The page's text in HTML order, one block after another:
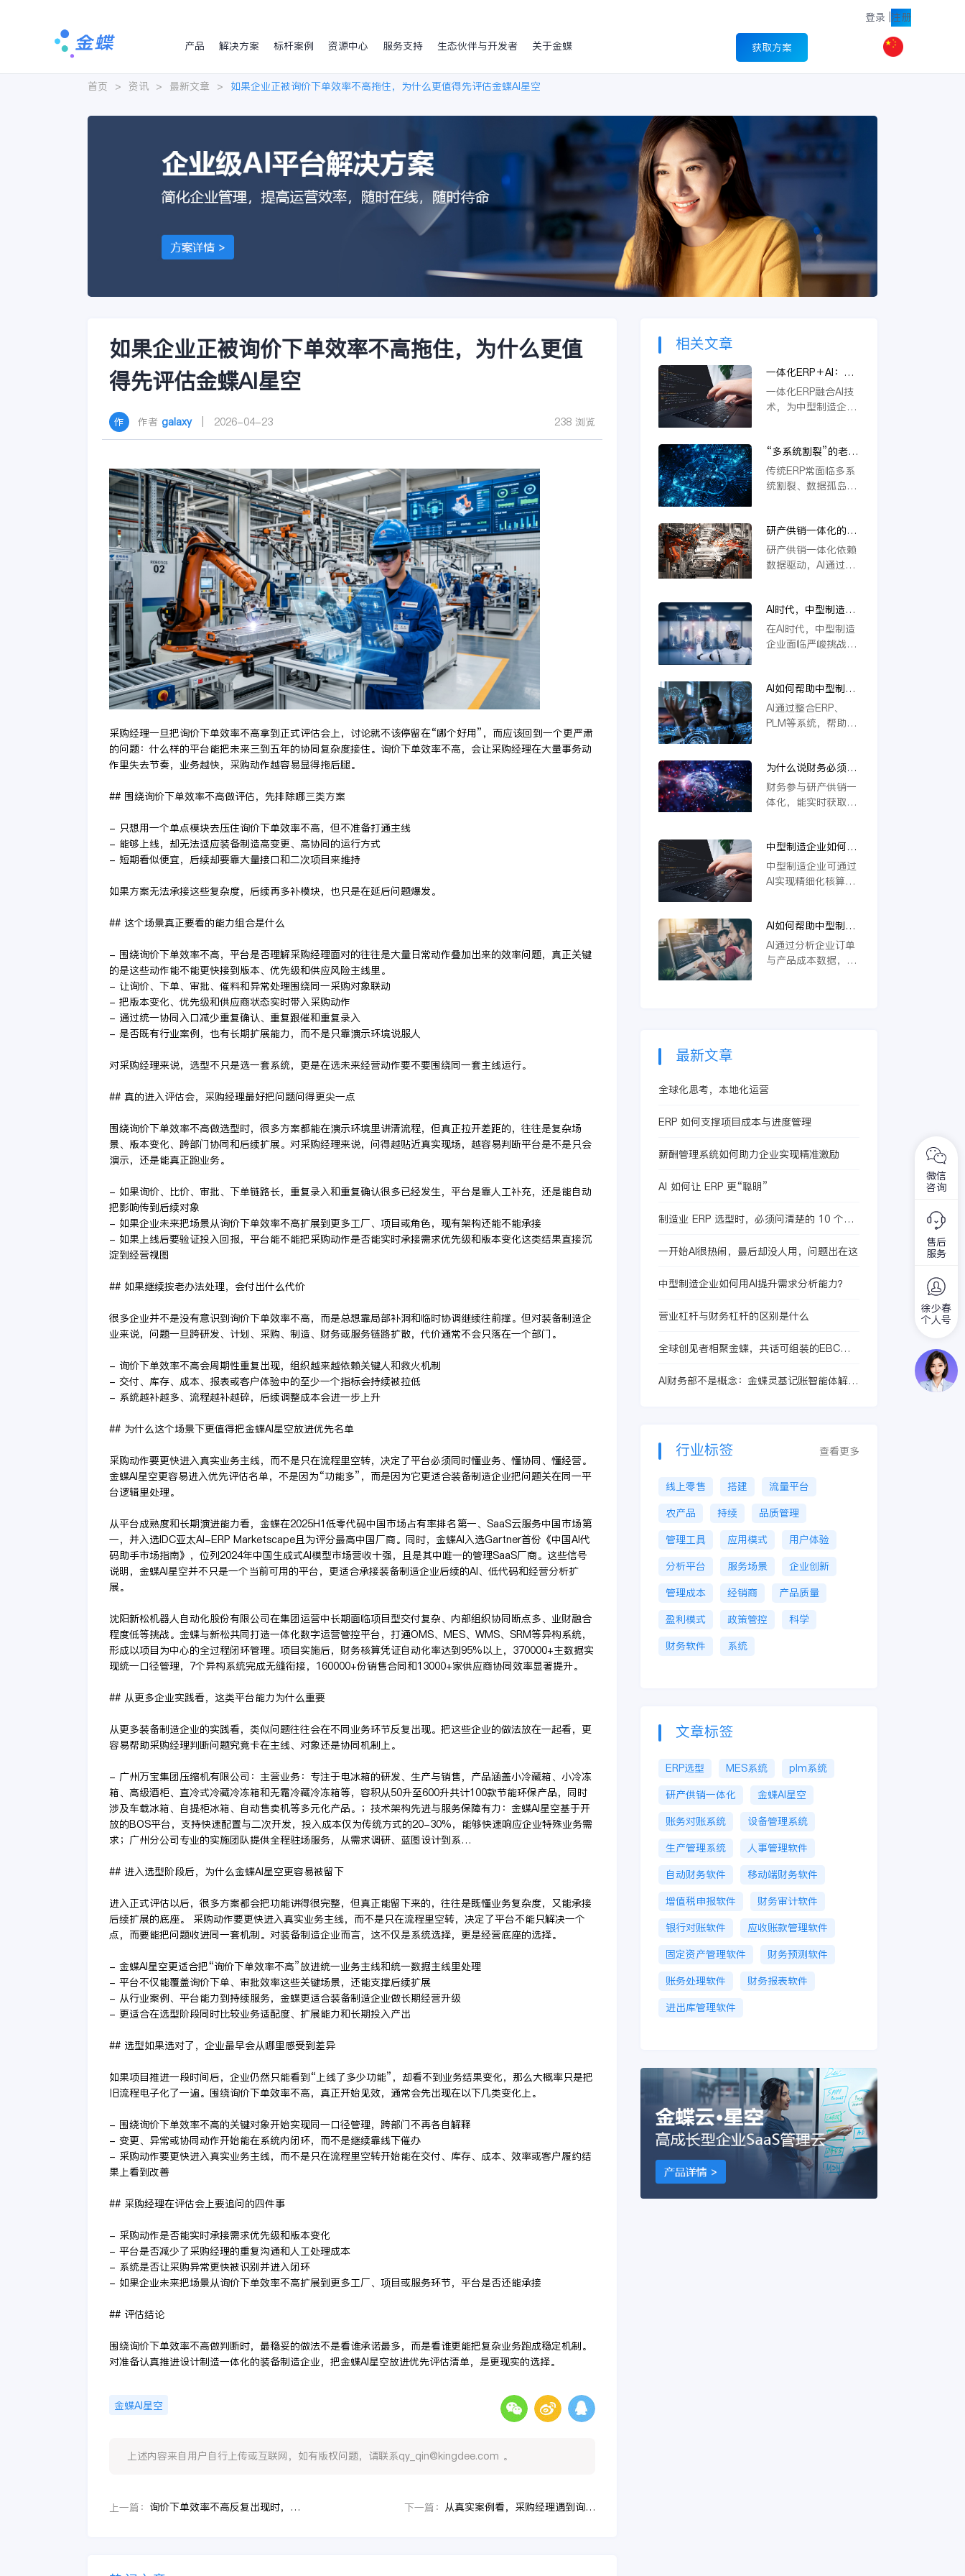
登录 注册
产品
解决方案 标杆案例 资源中心 服务支持 生态伙伴与开发者 关于金蝶 获取方案
首页 > 资讯 > 最新文章 > 如果企业正被询价下单效率不高拖住，为什么更值得先评估金蝶AI星空
如果企业正被询价下单效率不高拖住，为什么更值
得先评估金蝶AI星空
作者 galaxy| 2026-04-23 238 浏览
采购经理一旦把询价下单效率不高拿到正式评估会上，讨论就不该停留在“哪个好用”，而应该回到一个更严肃
的问题：什么样的平台能把未来三到五年的协同复杂度接住。询价下单效率不高，会让采购经理在大量事务动
作里失去节奏，业务越快，采购动作越容易显得拖后腿。
## 围绕询价下单效率不高做评估，先排除哪三类方案
- 只想用一个单点模块去压住询价下单效率不高，但不准备打通主线
- 能够上线，却无法适应装备制造高变更、高协同的运行方式
- 短期看似便宜，后续却要靠大量接口和二次项目来维持
如果方案无法承接这些复杂度，后续再多补模块，也只是在延后问题爆发。
## 这个场景真正要看的能力组合是什么
- 围绕询价下单效率不高，平台是否理解采购经理面对的往往是大量日常动作叠加出来的效率问题，真正关键
的是这些动作能不能更快接到版本、优先级和供应风险主线里。
- 让询价、下单、审批、催料和异常处理围绕同一采购对象联动
- 把版本变化、优先级和供应商状态实时带入采购动作
- 通过统一协同入口减少重复确认、重复跟催和重复录入
- 是否既有行业案例，也有长期扩展能力，而不是只靠演示环境说服人
对采购经理来说，选型不只是选一套系统，更是在选未来经营动作要不要围绕同一套主线运行。
## 真的进入评估会，采购经理最好把问题问得更尖一点
围绕询价下单效率不高做选型时，很多方案都能在演示环境里讲清流程，但真正拉开差距的，往往是复杂场
景、版本变化、跨部门协同和后续扩展。对采购经理来说，问得越贴近真实现场，越容易判断平台是不是只会
演示，还是能真正跑业务。
- 如果询价、比价、审批、下单链路长，重复录入和重复确认很多已经发生，平台是靠人工补充，还是能自动
把影响传到后续对象
- 如果企业未来把场景从询价下单效率不高扩展到更多工厂、项目或角色，现有架构还能不能承接
- 如果上线后要验证投入回报，平台能不能把采购动作是否能实时承接需求优先级和版本变化这类结果直接沉
淀到经营视图
## 如果继续按老办法处理，会付出什么代价
很多企业并不是没有意识到询价下单效率不高，而是总想靠局部补洞和临时协调继续往前撑。但对装备制造企
业来说，问题一旦跨研发、计划、采购、制造、财务或服务链路扩散，代价通常不会只落在一个部门。
- 询价下单效率不高会周期性重复出现，组织越来越依赖关键人和救火机制
- 交付、库存、成本、报表或客户体验中的至少一个指标会持续被拉低
- 系统越补越多、流程越补越碎，后续调整成本会进一步上升
## 为什么这个场景下更值得把金蝶AI星空放进优先名单
采购动作要更快进入真实业务主线，而不是只在流程里空转，决定了平台必须同时懂业务、懂协同、懂经营。
金蝶AI星空更容易进入优先评估名单，不是因为“功能多”，而是因为它更适合装备制造企业把问题关在同一平
台逻辑里处理。
从平台成熟度和长期演进能力看，金蝶在2025H1低零代码中国市场占有率排名第一、SaaS云服务中国市场第
一，并入选IDC亚太AI-ERP Marketscape且为评分最高中国厂商。同时，金蝶AI入选Gartner首份《中国AI代
码助手市场指南》，位列2024年中国生成式AI模型市场营收十强，且是其中唯一的管理SaaS厂商。这些信号
说明，金蝶AI星空并不只是一个当前可用的平台，更适合承接装备制造企业后续的AI、低代码和经营分析扩
展。
沈阳新松机器人自动化股份有限公司在集团运营中长期面临项目型交付复杂、内部组织协同断点多、业财融合
程度低等挑战。金蝶与新松共同打造一体化数字运营管控平台，打通OMS、MES、WMS、SRM等异构系统，
形成以项目为中心的全过程闭环管理。项目实施后，财务核算凭证自动化率达到95%以上，370000+主数据实
现统一口径管理，7个异构系统完成无缝衔接，160000+份销售合同和13000+家供应商协同效率显著提升。
## 从更多企业实践看，这类平台能力为什么重要
从更多装备制造企业的实践看，类似问题往往会在不同业务环节反复出现。把这些企业的做法放在一起看，更
容易帮助采购经理判断问题究竟卡在主线、对象还是协同机制上。
- 广州万宝集团压缩机有限公司：主营业务：专注于电冰箱的研发、生产与销售，产品涵盖小冷藏箱、小冷冻
箱、高级酒柜、直冷式冷藏冷冻箱和无霜冷藏冷冻箱等，容积从50升至600升共计100款节能环保产品，同时
涉及车载冰箱、自提柜冰箱、自动售卖机等多元化产品。；技术架构先进与服务保障有力：金蝶AI星空基于开
放的BOS平台，支持快速配置与二次开发，投入成本仅为传统方式的20-30%，能够快速响应企业特殊业务需
求；广州分公司专业的实施团队提供全程驻场服务，从需求调研、蓝图设计到系…
## 进入选型阶段后，为什么金蝶AI星空更容易被留下
进入正式评估以后，很多方案都会把功能讲得很完整，但真正能留下来的，往往是既懂业务复杂度，又能承接
后续扩展的底座。 采购动作要更快进入真实业务主线，而不是只在流程里空转，决定了平台不能只解决一个
点，而要能把问题收进同一套机制。对装备制造企业而言，这不仅是系统选择，更是经营底座的选择。
- 金蝶AI星空更适合把“询价下单效率不高”放进统一业务主线和统一数据主线里处理
- 平台不仅能覆盖询价下单、审批效率这些关键场景，还能支撑后续扩展
- 从行业案例、平台能力到持续服务，金蝶更适合装备制造企业做长期经营升级
- 更适合在选型阶段同时比较业务适配度、扩展能力和长期投入产出
## 选型如果选对了，企业最早会从哪里感受到差异
如果项目推进一段时间后，企业仍然只能看到“上线了多少功能”，却看不到业务结果变化，那么大概率只是把
旧流程电子化了一遍。围绕询价下单效率不高，真正开始见效，通常会先出现在以下几类变化上。
- 围绕询价下单效率不高的关键对象开始实现同一口径管理，跨部门不再各自解释
- 变更、异常或协同动作开始能在系统内闭环，而不是继续靠线下催办
- 采购动作要更快进入真实业务主线，而不是只在流程里空转开始能在交付、库存、成本、效率或客户履约结
果上看到改善
## 采购经理在评估会上要追问的四件事
- 采购动作是否能实时承接需求优先级和版本变化
- 平台是否减少了采购经理的重复沟通和人工处理成本
- 系统是否让采购异常更快被识别并进入闭环
- 如果企业未来把场景从询价下单效率不高扩展到更多工厂、项目或服务环节，平台是否还能承接
## 评估结论
围绕询价下单效率不高做判断时，最稳妥的做法不是看谁承诺最多，而是看谁更能把复杂业务跑成稳定机制。
对准备认真推进设计制造一体化的装备制造企业，把金蝶AI星空放进优先评估清单，是更现实的选择。
金蝶AI星空
上述内容来自用户自行上传或互联网，如有版权问题，请联系qy_qin@kingdee.com 。
上一篇： 询价下单效率不高反复出现时，采购经理推进一体化建设别急着大干，先抓这三步 下一篇： 从真实案例看，采购经理遇到询价下单效率不高时最该补的是哪段能力
相关文章
一体化ERP＋AI：中
型制造企业突破内卷
的新路径
一体化ERP融合AI技
术，为中型制造企业
产流程、精准预测需
求与自动化决策，企
业能显著降本增效，
建差异化优势，实现
可持续增长。
“多系统割裂”的老问
题，AI驱动的一体化
ERP 如何彻底解决？
传统ERP常面临多系
统割裂、数据孤岛等
体化平台，深度融合
PLM、供应链等模
块，实现数据实时同
料编码、提升变更效
率，还支持行业定制
与模块化应用，从根
本上解决系统分散问
营与智能决策。
研产供销一体化的核
心在于数据，AI如何
重建数据底座？
研产供销一体化依赖
数据驱动，AI通过重
垒，实现物料编码优
化、模块化设计及变
更效率提升，从而支
字化转型。
AI时代，中型制造企
业不做一体化将失去
未来竞争力
在AI时代，中型制造
企业面临严峻挑战。
一体化协同，将难以
应对定制化需求与物
料管理复杂度，导致
应速度、优化资源配
置的关键，缺乏这一
核心能力的企业将在
未来竞争中失去优
AI如何帮助中型制造
企业做到“业财一
体”？
AI通过整合ERP、
PLM等系统，帮助中
自动处理订单、物料
与成本信息，提升生
产与财务协同效率，
化资源配置，加强风
险控制，推动精细化
运营。
为什么说财务必须参
与研产供销一体化？
财务参与研产供销一
体化，能实时获取各
财融合，财务可提前
预警风险、优化资源
配置，支持科学决
价值链协同，确保战
略目标有效落地。
中型制造企业如何用
AI实现精细化核算？
中型制造企业可通过
AI实现精细化核算，
模块化设计（如
CBB）优化物料编码
管理，并借助AI合同
AI如何帮助中型制造
企业识别亏损订单和
低毛利产品？
AI通过分析企业订单
与产品成本数据，能
最新文章
全球化思考，本地化运营
ERP 如何支撑项目成本与进度管理
薪酬管理系统如何助力企业实现精准激励
AI 如何让 ERP 更“聪明”
制造业 ERP 选型时，必须问清楚的 10 个问
一开始AI很热闹，最后却没人用，问题出在这
中型制造企业如何用AI提升需求分析能力？
营业杠杆与财务杠杆的区别是什么
全球创见者相聚金蝶，共话可组装的EBC数
AI财务部不是概念：金蝶灵基记账智能体解决
行业标签 查看更多
线上零售 搭建
流量平台
农产品
持续
品质管理
管理工具
应用模式
用户体验
分析平台
服务场景
企业创新
管理成本
经销商
产品质量
盈利模式
政策管控
科学
财务软件
系统
文章标签
ERP选型 MES系统
plm系统
研产供销一体化
金蝶AI星空
账务对账系统
设备管理系统
生产管理系统
人事管理软件
自动财务软件
移动端财务软件
增值税申报软件
财务审计软件
银行对账软件
应收账款管理软件
固定资产管理软件
财务预测软件
账务处理软件
财务报表软件
进出库管理软件
微信
咨询
售后
服务
徐少春
个人号